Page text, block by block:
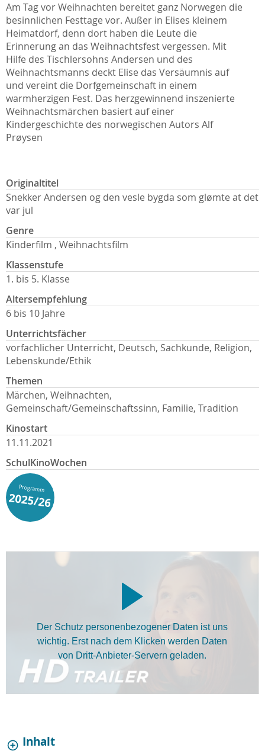
Am Tag vor Weihnachten bereitet ganz Norwegen die
besinnlichen Festtage vor. Außer in Elises kleinem
Heimatdorf, denn dort haben die Leute die
Erinnerung an das Weihnachtsfest vergessen. Mit
Hilfe des Tischlersohns Andersen und des
Weihnachtsmanns deckt Elise das Versäumnis auf
und vereint die Dorfgemeinschaft in einem
warmherzigen Fest. Das herzgewinnend inszenierte
Weihnachtsmärchen basiert auf einer
Kindergeschichte des norwegischen Autors Alf
Prøysen
Originaltitel
Snekker Andersen og den vesle bygda som glømte at det
var jul
Genre
Kinderfilm , Weihnachtsfilm
Klassenstufe
1. bis 5. Klasse
Altersempfehlung
6 bis 10 Jahre
Unterrichtsfächer
vorfachlicher Unterricht, Deutsch, Sachkunde, Religion,
Lebenskunde/Ethik
Themen
Märchen, Weihnachten,
Gemeinschaft/Gemeinschaftssinn, Familie, Tradition
Kinostart
11.11.2021
SchulKinoWochen
Der Schutz personenbezogener Daten ist uns
wichtig. Erst nach dem Klicken werden Daten
von Dritt-Anbieter-Servern geladen.
Inhalt